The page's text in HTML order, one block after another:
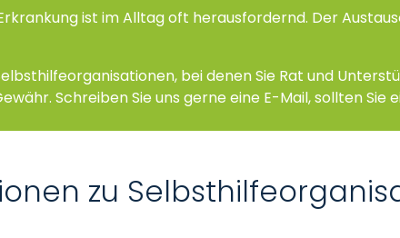
ist im Alltag oft herausfordernd. Der
bei denen Sie Rat und
Schreiben Sie uns gerne eine E-Mail, sollten Sie
zu